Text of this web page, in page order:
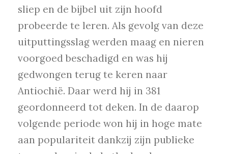
sliep en de bijbel uit zijn hoofd
probeerde te leren. Als gevolg van deze
uitputtingsslag werden maag en nieren
voorgoed beschadigd en was hij
gedwongen terug te keren naar
Antiochië. Daar werd hij in 381
geordonneerd tot deken. In de daarop
volgende periode won hij in hoge mate
aan populariteit dankzij zijn publieke